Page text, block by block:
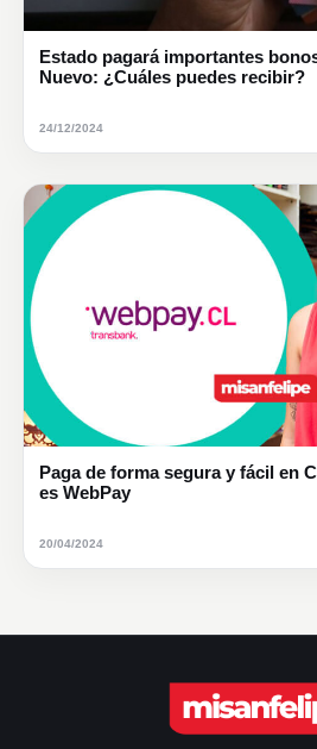
Estado pagará importantes
Nuevo: ¿Cuáles puedes recibir?
24/12/2024
Paga de forma segura y fácil en
es WebPay
20/04/2024